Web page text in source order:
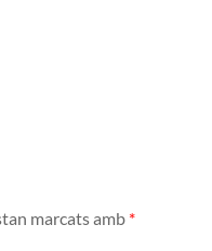
marcats amb *